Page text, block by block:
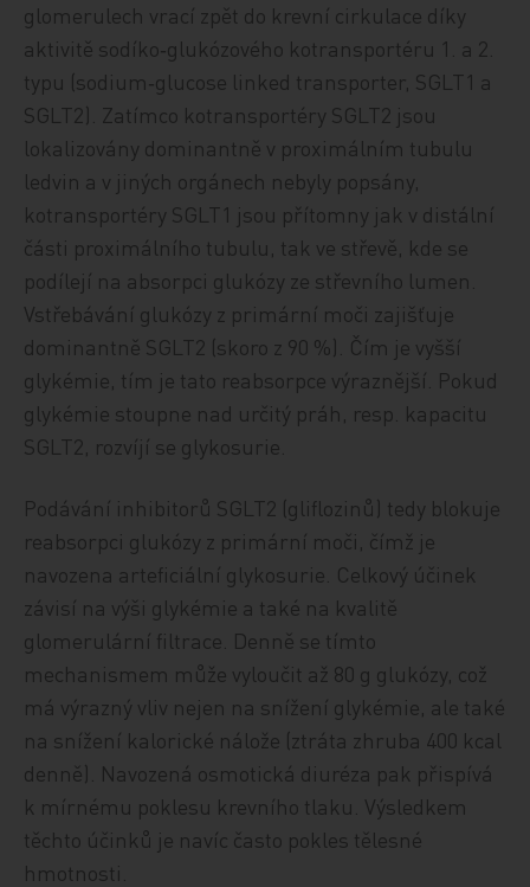
glomerulech vrací zpět do krevní cirkulace díky
aktivitě sodíko‑glukózového kotransportéru 1. a 2.
typu (sodium‑glucose linked transporter, SGLT1 a
SGLT2). Zatímco kotransportéry SGLT2 jsou
lokalizovány dominantně v proximálním tubulu
ledvin a v jiných orgánech nebyly popsány,
kotransportéry SGLT1 jsou přítomny jak v distální
části proximálního tubulu, tak ve střevě, kde se
podílejí na absorpci glukózy ze střevního lumen.
Vstřebávání glukózy z primární moči zajišťuje
dominantně SGLT2 (skoro z 90 %). Čím je vyšší
glykémie, tím je tato reabsorpce výraznější. Pokud
glykémie stoupne nad určitý práh, resp. kapacitu
SGLT2, rozvíjí se glykosurie.
Podávání inhibitorů SGLT2 (gliflozinů) tedy blokuje
reabsorpci glukózy z primární moči, čímž je
navozena arteficiální glykosurie. Celkový účinek
závisí na výši glykémie a také na kvalitě
glomerulární filtrace. Denně se tímto
mechanismem může vyloučit až 80 g glukózy, což
má výrazný vliv nejen na snížení glykémie, ale také
na snížení kalorické nálože (ztráta zhruba 400 kcal
denně). Navozená osmotická diuréza pak přispívá
k mírnému poklesu krevního tlaku. Výsledkem
těchto účinků je navíc často pokles tělesné
hmotnosti.